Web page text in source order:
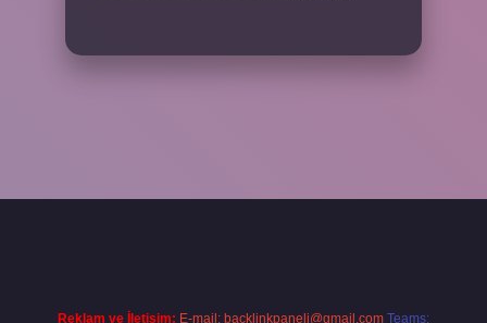
Reklam ve İletişim: E-mail: backlinkpaneli@gmail.com Teams: